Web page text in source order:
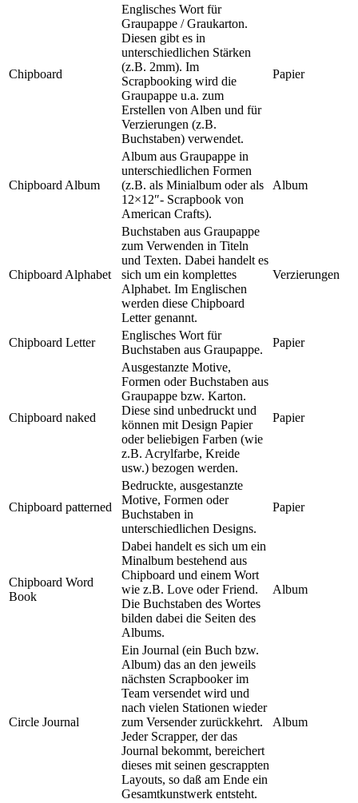
Chipboard
Englisches Wort für
Graupappe / Graukarton.
Diesen gibt es in
unterschiedlichen Stärken
(z.B. 2mm). Im
Scrapbooking wird die
Graupappe u.a. zum
Erstellen von Alben und für
Verzierungen (z.B.
Buchstaben) verwendet.
Papier
Chipboard Album
Album aus Graupappe in
unterschiedlichen Formen
(z.B. als Minialbum oder als
12×12″- Scrapbook von
American Crafts).
Album
Chipboard Alphabet
Buchstaben aus Graupappe
zum Verwenden in Titeln
und Texten. Dabei handelt es
sich um ein komplettes
Alphabet. Im Englischen
werden diese Chipboard
Letter genannt.
Verzierungen
Chipboard Letter
Englisches Wort für
Buchstaben aus Graupappe.
Papier
Chipboard naked
Ausgestanzte Motive,
Formen oder Buchstaben aus
Graupappe bzw. Karton.
Diese sind unbedruckt und
können mit Design Papier
oder beliebigen Farben (wie
z.B. Acrylfarbe, Kreide
usw.) bezogen werden.
Papier
Chipboard patterned
Bedruckte, ausgestanzte
Motive, Formen oder
Buchstaben in
unterschiedlichen Designs.
Papier
Chipboard Word
Book
Dabei handelt es sich um ein
Minalbum bestehend aus
Chipboard und einem Wort
wie z.B. Love oder Friend.
Die Buchstaben des Wortes
bilden dabei die Seiten des
Albums.
Album
Circle Journal
Ein Journal (ein Buch bzw.
Album) das an den jeweils
nächsten Scrapbooker im
Team versendet wird und
nach vielen Stationen wieder
zum Versender zurückkehrt.
Jeder Scrapper, der das
Journal bekommt, bereichert
dieses mit seinen gescrappten
Layouts, so daß am Ende ein
Gesamtkunstwerk entsteht.
Album